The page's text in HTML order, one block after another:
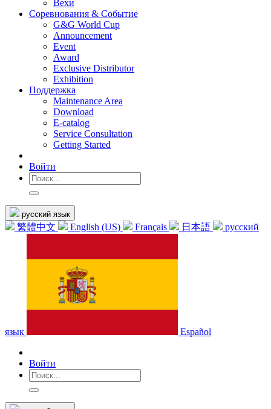
Вехи
Соревнования & Событие
G&G World Cup
Announcement
Event
Award
Exclusive Distributor
Exhibition
Поддержка
Maintenance Area
Download
E-catalog
Service Consultation
Getting Started
Войти
русский язык
繁體中文 English (US) Français 日本語 русский
язык Español
Войти